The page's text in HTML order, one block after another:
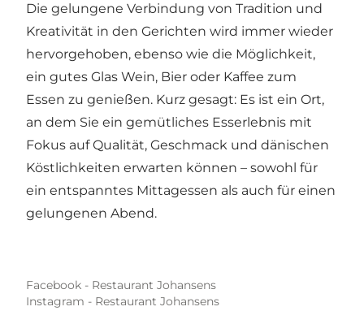
Die gelungene Verbindung von Tradition und
Kreativität in den Gerichten wird immer wieder
hervorgehoben, ebenso wie die Möglichkeit,
ein gutes Glas Wein, Bier oder Kaffee zum
Essen zu genießen. Kurz gesagt: Es ist ein Ort,
an dem Sie ein gemütliches Esserlebnis mit
Fokus auf Qualität, Geschmack und dänischen
Köstlichkeiten erwarten können – sowohl für
ein entspanntes Mittagessen als auch für einen
gelungenen Abend.
Facebook - Restaurant Johansens
Instagram - Restaurant Johansens